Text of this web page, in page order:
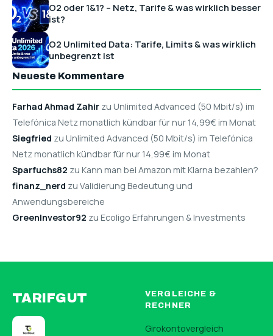
O2 oder 1&1? – Netz, Tarife & was wirklich besser
ist?
O2 Unlimited Data: Tarife, Limits & was wirklich
unbegrenzt ist
Neueste Kommentare
Farhad Ahmad Zahir zu Unlimited Advanced (50 Mbit/s) im
Telefónica Netz monatlich kündbar für nur 14,99€ im Monat
Siegfried zu Unlimited Advanced (50 Mbit/s) im Telefónica
Netz monatlich kündbar für nur 14,99€ im Monat
Sparfuchs82 zu Kann man bei Amazon mit Klarna bezahlen?
finanz_nerd zu Validierung Bedeutung und
Anwendungsbereiche
GreenInvestor92 zu Ecoligo Erfahrungen & Investments
TARIFGUT
VERGLEICHE &
RECHNER
Girokontovergleich